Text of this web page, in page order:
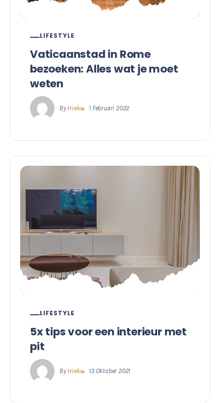
LIFESTYLE
Vaticaanstad in Rome
bezoeken: Alles wat je moet
weten
By Hieke 1 Februari 2022
LIFESTYLE
5x tips voor een interieur met
pit
By Hieke 13 Oktober 2021